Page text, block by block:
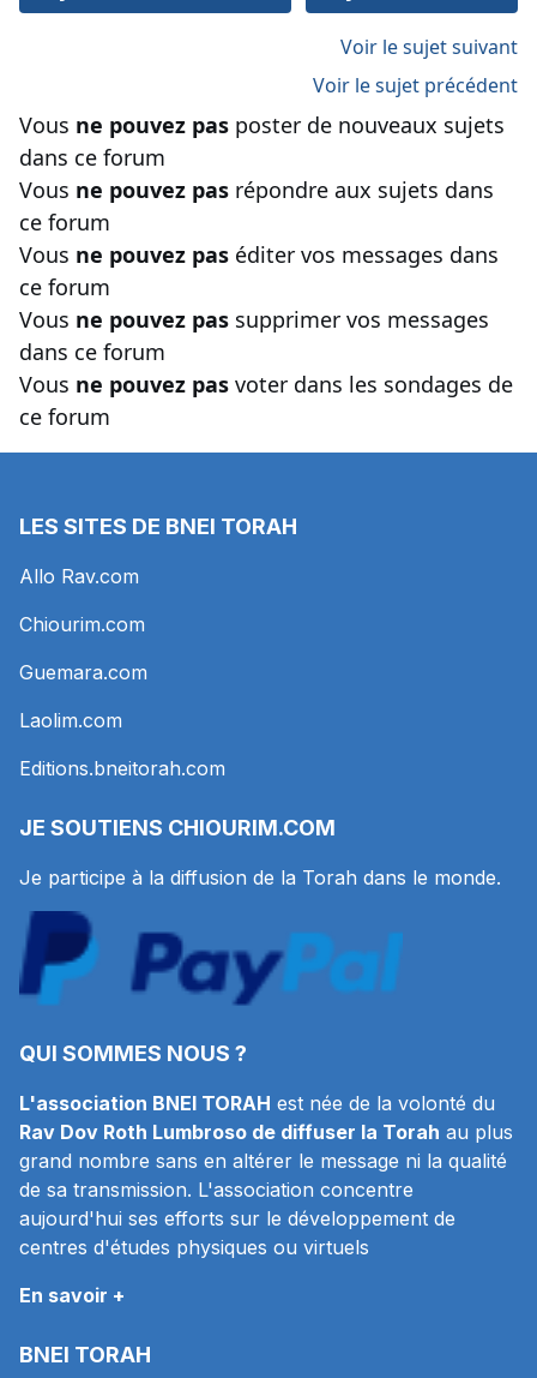
Voir le sujet suivant
Voir le sujet précédent
Vous ne pouvez pas poster de nouveaux sujets
dans ce forum
Vous ne pouvez pas répondre aux sujets dans
ce forum
Vous ne pouvez pas éditer vos messages dans
ce forum
Vous ne pouvez pas supprimer vos messages
dans ce forum
Vous ne pouvez pas voter dans les sondages de
ce forum
LES SITES DE BNEI TORAH
Allo Rav.com
Chiourim.com
Guemara.com
Laolim.com
Editions.bneitorah.com
JE SOUTIENS CHIOURIM.COM
Je participe à la diffusion de la Torah dans le monde.
QUI SOMMES NOUS ?
L'association BNEI TORAH est née de la volonté du
Rav Dov Roth Lumbroso de diffuser la Torah au plus
grand nombre sans en altérer le message ni la qualité
de sa transmission. L'association concentre
aujourd'hui ses efforts sur le développement de
centres d'études physiques ou virtuels
En savoir +
BNEI TORAH